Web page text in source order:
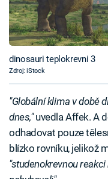
dinosauri teplokrevni 3
Zdroj: iStock
"Globální klima v době
dnes,"uvedla Affek. A
odhadovat pouze
blízko rovníku, jelikož
"studenokrevnou